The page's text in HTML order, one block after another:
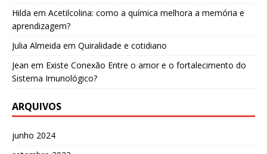
Hilda em Acetilcolina: como a química melhora a memória e
aprendizagem?
Julia Almeida em Quiralidade e cotidiano
Jean em Existe Conexão Entre o amor e o fortalecimento do
Sistema Imunológico?
ARQUIVOS
junho 2024